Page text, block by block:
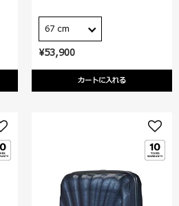
¥53,900
カートに入れる
67 cm